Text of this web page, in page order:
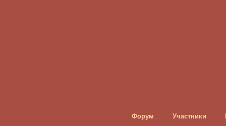
Форум Участники